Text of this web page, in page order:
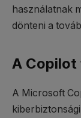
használatnak
dönteni a
A
A Microsoft